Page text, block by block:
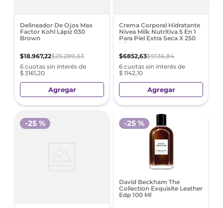
Delineador De Ojos Max
Factor Kohl Lápiz 030
Brown
$18.967,22$25.289,63
6 cuotas sin interés de
$ 3161,20
Agregar
Crema Corporal Hidratante
Nivea Milk Nutritiva 5 En 1
Para Piel Extra Seca X 250
Ml
$6852,63$9136,84
6 cuotas sin interés de
$ 1142,10
Agregar
-25 %
David Beckham The
Collection Exquisite Leather
Edp 100 Ml
-25 %